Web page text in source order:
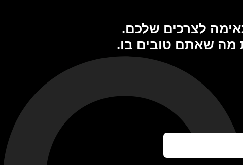
לצרכים שלכם.
מה שאתם טובים בו.